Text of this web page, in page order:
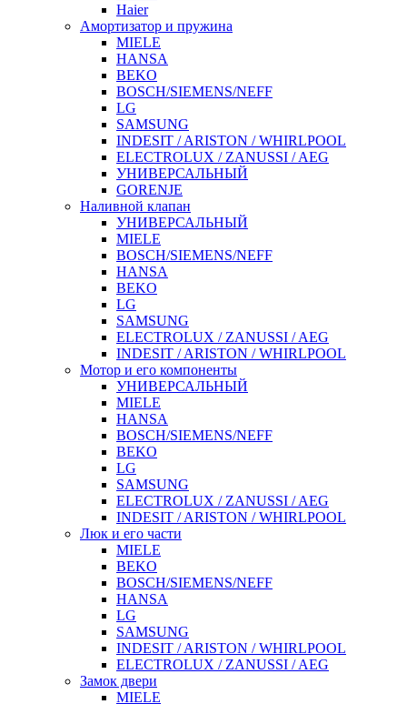
Haier
Амортизатор и пружина
MIELE
HANSA
BEKO
BOSCH/SIEMENS/NEFF
LG
SAMSUNG
INDESIT / ARISTON / WHIRLPOOL
ELECTROLUX / ZANUSSI / AEG
УНИВЕРСАЛЬНЫЙ
GORENJE
Наливной клапан
УНИВЕРСАЛЬНЫЙ
MIELE
BOSCH/SIEMENS/NEFF
HANSA
BEKO
LG
SAMSUNG
ELECTROLUX / ZANUSSI / AEG
INDESIT / ARISTON / WHIRLPOOL
Мотор и его компоненты
УНИВЕРСАЛЬНЫЙ
MIELE
HANSA
BOSCH/SIEMENS/NEFF
BEKO
LG
SAMSUNG
ELECTROLUX / ZANUSSI / AEG
INDESIT / ARISTON / WHIRLPOOL
Люк и его части
MIELE
BEKO
BOSCH/SIEMENS/NEFF
HANSA
LG
SAMSUNG
INDESIT / ARISTON / WHIRLPOOL
ELECTROLUX / ZANUSSI / AEG
Замок двери
MIELE